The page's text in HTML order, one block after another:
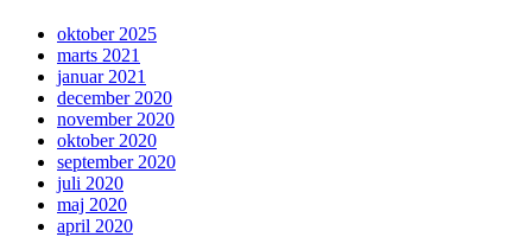
oktober 2025
marts 2021
januar 2021
december 2020
november 2020
oktober 2020
september 2020
juli 2020
maj 2020
april 2020